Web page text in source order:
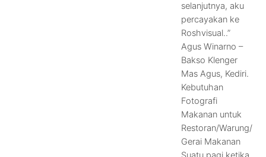
selanjutnya, aku
percayakan ke
Roshvisual..”
Agus Winarno –
Bakso Klenger
Mas Agus, Kediri.
Kebutuhan
Fotografi
Makanan untuk
Restoran/Warung/
Gerai Makanan